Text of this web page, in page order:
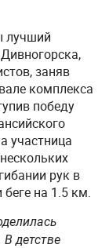
лучший
заняв
комплекса
победу
участница
рук в
на 1.5 км.
детстве